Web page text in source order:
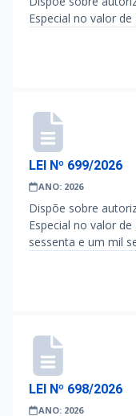
Especial no valor
LEI Nº 699/2026
ANO: 2026
Dispõe sobre
Especial no valor
sessenta e um mil
LEI Nº 698/2026
ANO: 2026